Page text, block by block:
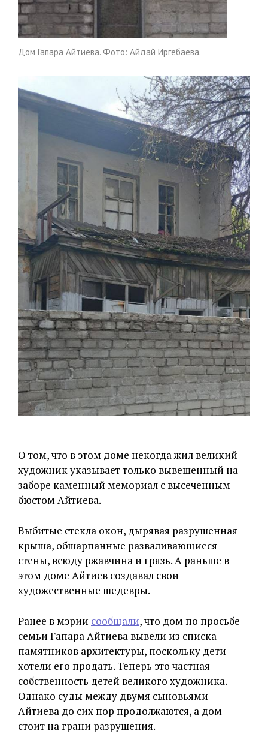
Дом Гапара Айтиева. Фото: Айдай Иргебаева.
О том, что в этом доме некогда жил великий
художник указывает только вывешенный на
заборе каменный мемориал с высеченным
бюстом Айтиева.
Выбитые стекла окон, дырявая разрушенная
крыша, обшарпанные разваливающиеся
стены, всюду ржавчина и грязь. А раньше в
этом доме Айтиев создавал свои
художественные шедевры.
Ранее в мэрии сообщали, что дом по просьбе
семьи Гапара Айтиева вывели из списка
памятников архитектуры, поскольку дети
хотели его продать. Теперь это частная
собственность детей великого художника.
Однако суды между двумя сыновьями
Айтиева до сих пор продолжаются, а дом
стоит на грани разрушения.